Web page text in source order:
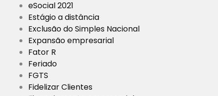
eSocial 2021
Estágio a distância
Exclusão do Simples Nacional
Expansão empresarial
Fator R
Feriado
FGTS
Fidelizar Clientes